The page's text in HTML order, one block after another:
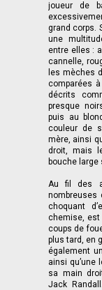
joueur de
grand corps.
une
entre elles :
cannelle,
les mèches
comparées
décrits
presque
puis au
couleur de
mère, ainsi
droit, mais
bouche large
Au fil des
nombreuses
choquant
chemise, est
coups de
plus tard, en
également
ainsi
sa main
Jack